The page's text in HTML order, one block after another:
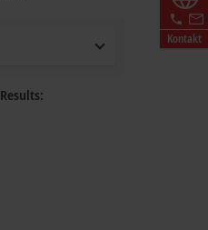
Kontakt
Results: